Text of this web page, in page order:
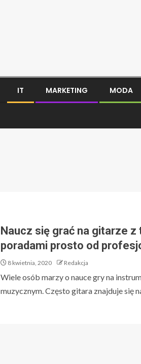
IT MARKETING MODA
Naucz się grać na gitarze z
poradami prosto od
8 kwietnia, 2020 Redakcja
Wiele osób marzy o nauce gry na
muzycznym. Często gitara znajduje się